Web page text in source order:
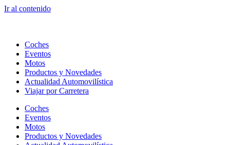
Ir al contenido
Coches
Eventos
Motos
Productos y Novedades
Actualidad Automovilística
Viajar por Carretera
Coches
Eventos
Motos
Productos y Novedades